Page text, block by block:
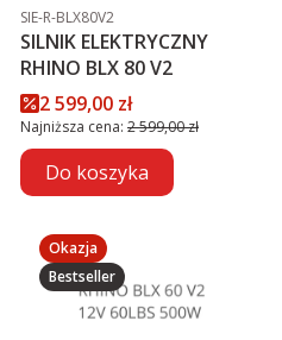
Kod produktu
SIE-R-BLX80V2
SILNIK ELEKTRYCZNY
RHINO BLX 80 V2
Cena promocyjna
2 599,00 zł
Najniższa cena: 2 599,00 zł
Do koszyka
Okazja
Bestseller